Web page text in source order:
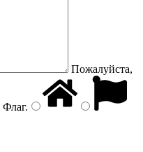
Пожалуйста,
Флаг.